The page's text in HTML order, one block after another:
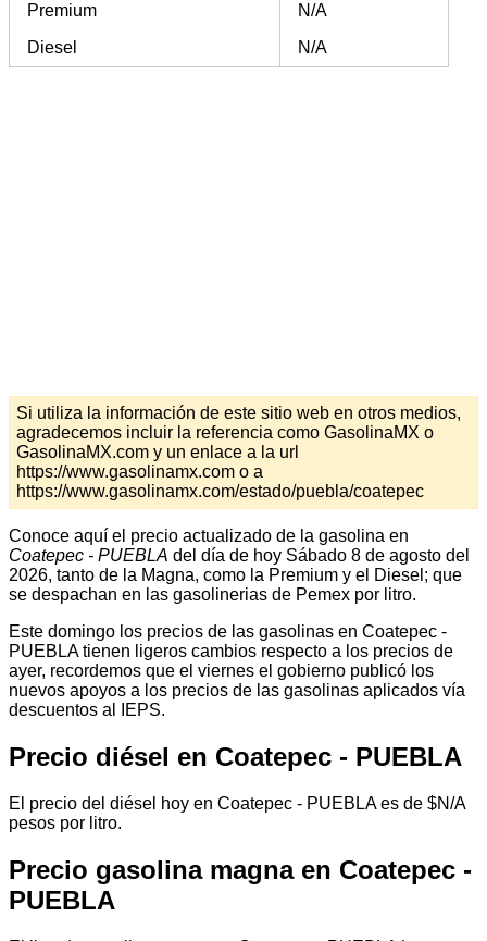
Premium
N/A
Diesel
N/A
Si utiliza la información de este sitio web en otros medios,
agradecemos incluir la referencia como GasolinaMX o
GasolinaMX.com y un enlace a la url
https://www.gasolinamx.com o a
https://www.gasolinamx.com/estado/puebla/coatepec
Conoce aquí el precio actualizado de la gasolina en
Coatepec - PUEBLA del día de hoy Sábado 8 de agosto del
2026, tanto de la Magna, como la Premium y el Diesel; que
se despachan en las gasolinerias de Pemex por litro.
Este domingo los precios de las gasolinas en Coatepec -
PUEBLA tienen ligeros cambios respecto a los precios de
ayer, recordemos que el viernes el gobierno publicó los
nuevos apoyos a los precios de las gasolinas aplicados vía
descuentos al IEPS.
Precio diésel en Coatepec - PUEBLA
El precio del diésel hoy en Coatepec - PUEBLA es de $N/A
pesos por litro.
Precio gasolina magna en Coatepec -
PUEBLA